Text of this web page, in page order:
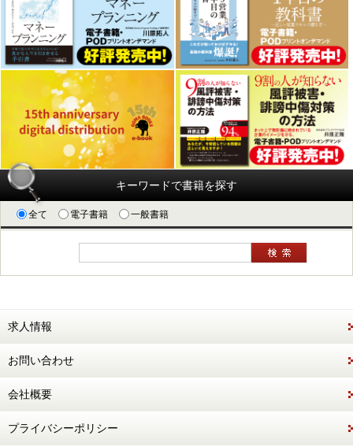
キーワードで書籍を探す
全て 電子書籍 一般書籍
求人情報
お問い合わせ
会社概要
プライバシーポリシー